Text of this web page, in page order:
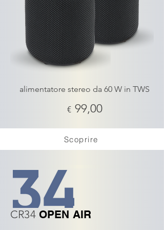
alimentatore stereo da 60 W in TWS
€ 99,00
Scoprire
CR34 OPEN AIR